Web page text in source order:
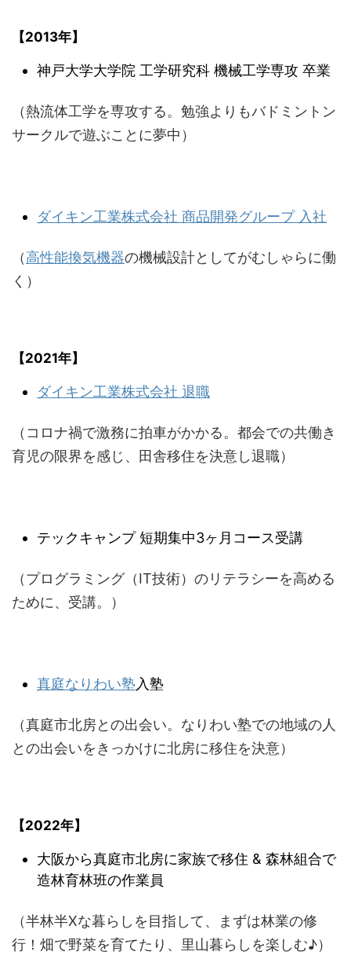
【2013年】
神戸大学大学院 工学研究科 機械工学専攻 卒業
（熱流体工学を専攻する。勉強よりもバドミントン
サークルで遊ぶことに夢中）
ダイキン工業株式会社 商品開発グループ 入社
（高性能換気機器の機械設計としてがむしゃらに働
く）
【2021年】
ダイキン工業株式会社 退職
（コロナ禍で激務に拍車がかかる。都会での共働き
育児の限界を感じ、田舎移住を決意し退職）
テックキャンプ 短期集中3ヶ月コース受講
（プログラミング（IT技術）のリテラシーを高める
ために、受講。）
真庭なりわい塾 入塾
（真庭市北房との出会い。なりわい塾での地域の人
との出会いをきっかけに北房に移住を決意）
【2022年】
大阪から真庭市北房に家族で移住 & 森林組合で
造林育林班の作業員
（半林半Xな暮らしを目指して、まずは林業の修
行！畑で野菜を育てたり、里山暮らしを楽しむ♪）